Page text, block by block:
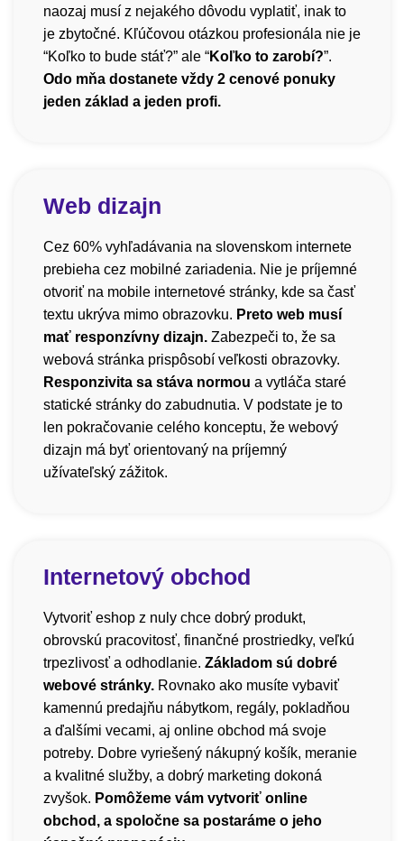
naozaj musí z nejakého dôvodu vyplatiť, inak to
je zbytočné. Kľúčovou otázkou profesionála nie je
“Koľko to bude stáť?” ale “Koľko to zarobí?”.
Odo mňa dostanete vždy 2 cenové ponuky
jeden základ a jeden profi.
Web dizajn
Cez 60% vyhľadávania na slovenskom internete
prebieha cez mobilné zariadenia. Nie je príjemné
otvoriť na mobile internetové stránky, kde sa časť
textu ukrýva mimo obrazovku. Preto web musí
mať responzívny dizajn. Zabezpeči to, že sa
webová stránka prispôsobí veľkosti obrazovky.
Responzivita sa stáva normou a vytláča staré
statické stránky do zabudnutia. V podstate je to
len pokračovanie celého konceptu, že webový
dizajn má byť orientovaný na príjemný
užívateľský zážitok.
Internetový obchod
Vytvoriť eshop z nuly chce dobrý produkt,
obrovskú pracovitosť, finančné prostriedky, veľkú
trpezlivosť a odhodlanie. Základom sú dobré
webové stránky. Rovnako ako musíte vybaviť
kamennú predajňu nábytkom, regály, pokladňou
a ďalšími vecami, aj online obchod má svoje
potreby. Dobre vyriešený nákupný košík, meranie
a kvalitné služby, a dobrý marketing dokoná
zvyšok. Pomôžeme vám vytvoriť online
obchod, a spoločne sa postaráme o jeho